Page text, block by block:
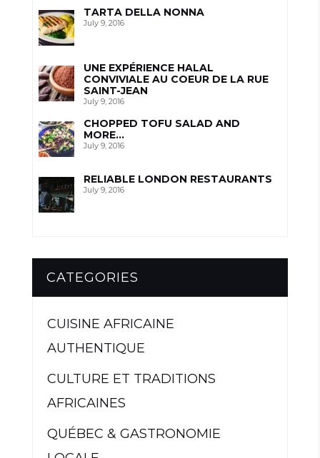
TARTA DELLA NONNA
July 9, 2016
UNE EXPÉRIENCE HALAL
CONVIVIALE AU COEUR DE LA RUE
SAINT-JEAN
July 9, 2016
CHOPPED TOFU SALAD AND
MORE…
July 9, 2016
RELIABLE LONDON RESTAURANTS
July 9, 2016
CATEGORIES
CUISINE AFRICAINE
AUTHENTIQUE
CULTURE ET TRADITIONS
AFRICAINES
QUÉBEC & GASTRONOMIE